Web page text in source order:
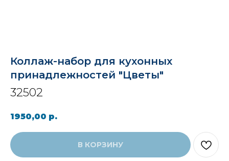
Коллаж-набор для кухонных
принадлежностей "Цветы"
32502
1950,00 р.
В КОРЗИНУ